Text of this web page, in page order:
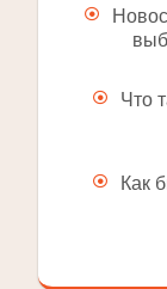
Что
Как